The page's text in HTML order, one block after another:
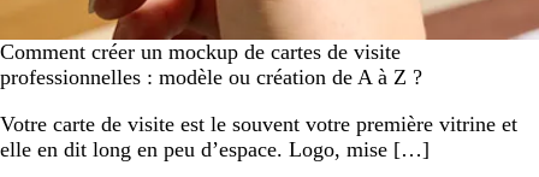
Comment créer un mockup de cartes de visite
professionnelles : modèle ou création de A à Z ?
Votre carte de visite est le souvent votre première vitrine et
elle en dit long en peu d’espace. Logo, mise […]